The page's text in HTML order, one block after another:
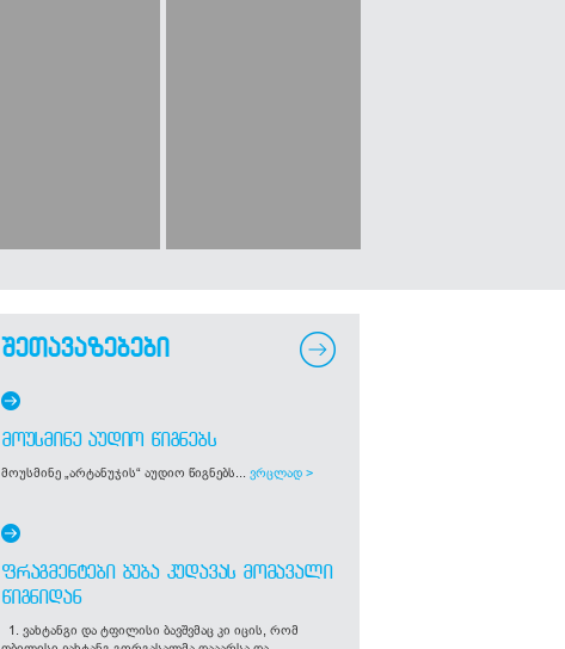
შეთავაზებები
ᲛᲝᲣᲡᲛᲘᲜᲔ ᲐᲣᲓᲘᲝ ᲬᲘᲒᲜᲔᲑᲡ
მოუსმინე „არტანუჯის“ აუდიო წიგნებს... ვრცლად >
ᲤᲠᲐᲒᲛᲔᲜᲢᲔᲑᲘ ᲑᲣᲑᲐ ᲙᲣᲓᲐᲕᲐᲡ ᲛᲝᲛᲐᲕᲐᲚᲘ
ᲬᲘᲒᲜᲘᲓᲐᲜ
1. ვახტანგი და ტფილისი ბავშვმაც კი იცის, რომ